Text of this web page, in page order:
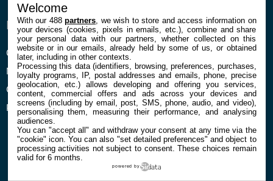
ENTREPRISE
Qui sommes nous
Mentions légales et CGU
Confidentialité et Cookies
Préférences cookies
À PROPOS
La rédaction
Contact
Welcome
With our 488partners , we wish to store and access information on
your devices (cookies, pixels in emails, etc.), combine and share
your personal data with our partners, whether collected on this
website or in our emails, already held by some of us, or obtained
later, including in other contexts.
Processing this data (identifiers, browsing, preferences, purchases,
loyalty programs, IP, postal addresses and emails, phone, precise
geolocation, etc.) allows developing and offering you services,
content, commercial offers and ads across your devices and
screens (including by email, post, SMS, phone, audio, and video),
personalising them, measuring their performance, and analysing
audiences.
You can "accept all" and withdraw your consent at any time via the
"cookie" icon. You can also "set detailed preferences" and object to
processing activities not subject to consent. These choices remain
valid for 6 months.
powered by